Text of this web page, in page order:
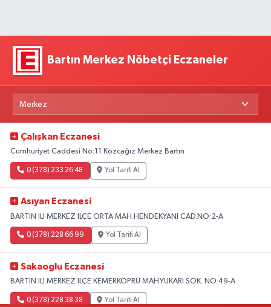
Bartın Merkez Nöbetçi Eczaneler
Çalışkan Eczanesi
Cumhuriyet Caddesi No:11 Kozcağız Merkez Bartın
0 (378) 233 26 48 Yol Tarifi Al
Asıyan Eczanesi
BARTIN ILI MERKEZ ILÇE ORTA MAH.HENDEKYANI CAD.NO:2-A
0 (378) 228 66 99 Yol Tarifi Al
Sakaoglu Eczanesi
BARTIN ILI MERKEZ ILÇE KEMERKÖPRÜ MAH.YUKARI SOK. NO:49-A
0 (378) 228 38 38 Yol Tarifi Al